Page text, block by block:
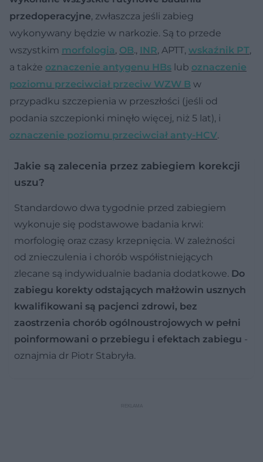
przedoperacyjne, zwłaszcza jeśli zabieg
wykonywany będzie w narkozie. Są to przede
wszystkim morfologia, OB., INR, APTT, wskaźnik PT,
a także oznaczenie antygenu HBs lub oznaczenie
poziomu przeciwciał przeciw WZW B w
przypadku szczepienia w przeszłości (jeśli od
podania szczepionki minęło więcej, niż 5 lat), i
oznaczenie poziomu przeciwciał anty-HCV.
Jakie są zalecenia przez zabiegiem korekcji
uszu?
Standardowo dwa tygodnie przed zabiegiem
wykonuje się podstawowe badania krwi:
morfologię oraz czasy krzepnięcia. W zależności
od znieczulenia i chorób współistniejących
zlecane są indywidualnie badania dodatkowe. Do
zabiegu korekty odstających małżowin usznych
kwalifikowani są pacjenci zdrowi, bez
zaostrzenia chorób ogólnoustrojowych w pełni
poinformowani o przebiegu i efektach zabiegu -
oznajmia dr Piotr Stabryła.